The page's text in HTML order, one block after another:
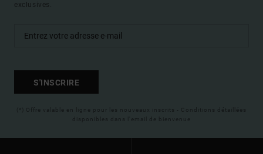
exclusives.
S'INSCRIRE
(*) Offre valable en ligne pour les nouveaux inscrits - Conditions détaillées
disponibles dans l'email de bienvenue